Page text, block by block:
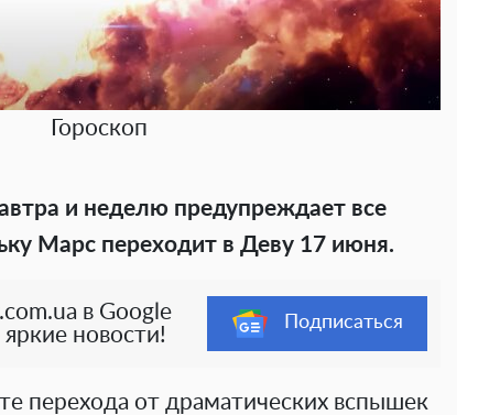
Гороскоп
и неделю предупреждает все
Марс переходит в Деву 17 июня.
в Google
новости!
Подписаться
перехода от драматических вспышек